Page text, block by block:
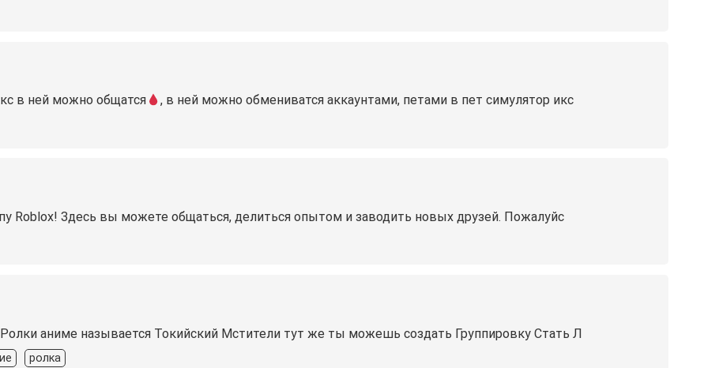
в ней можно общатся
, в ней можно обмениватся аккаунтами, петами в пет симулятор икс
Roblox! Здесь вы можете общаться, делиться опытом и заводить новых друзей. Пожалуйс
аниме называется Токийский Мстители тут же ты можешь создать Группировку Стать Л
ролка